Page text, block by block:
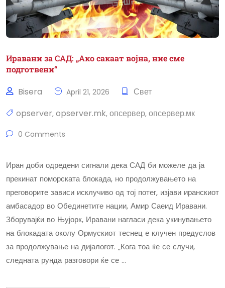
Иравани за САД: „Ако сакаат војна, ние сме
подготвени“
Bisera April 21, 2026
Свет
opserver, opserver.mk, опсервер, опсервер.мк
0 Comments
Иран доби одредени сигнали дека САД би можеле да ја
прекинат поморската блокада, но продолжувањето на
преговорите зависи исклучиво од тој потег, изјави иранскиот
амбасадор во Обединетите нации, Амир Саеид Иравани.
Зборувајќи во Њујорк, Иравани нагласи дека укинувањето
на блокадата околу Ормускиот теснец е клучен предуслов
за продолжување на дијалогот. „Кога тоа ќе се случи,
следната рунда разговори ќе се …